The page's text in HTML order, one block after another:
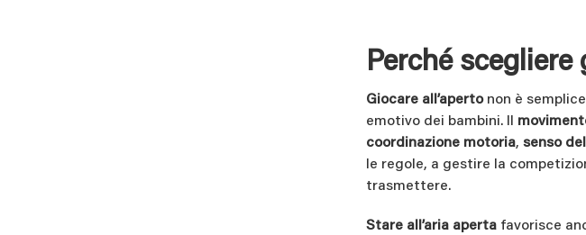
Perché
Giocare all’apertonon è
emotivo dei bambini. Il
coordinazione motoria, senso
le regole, a gestire la
trasmettere.
Stare all’aria aperta favorisce